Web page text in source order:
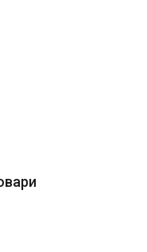
в мілілітрах, що
допомагає
та безпеки.
без голок